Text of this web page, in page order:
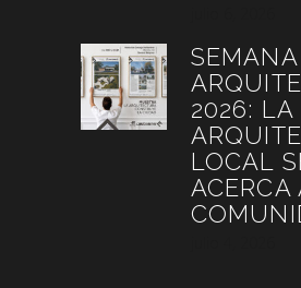
SEMANA
2026: LA
LOCAL
ACERCA